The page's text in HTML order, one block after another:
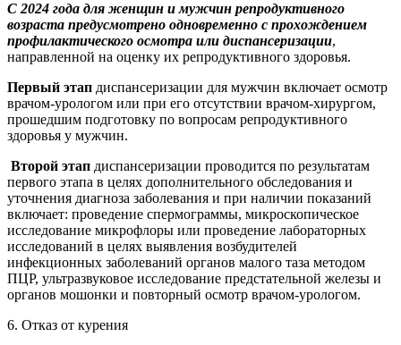
С 2024 года для женщин и мужчин репродуктивного
возраста предусмотрено одновременно с прохождением
профилактического осмотра или диспансеризации,
направленной на оценку их репродуктивного здоровья.
Первый этап диспансеризации для мужчин включает осмотр
врачом-урологом или при его отсутствии врачом-хирургом,
прошедшим подготовку по вопросам репродуктивного
здоровья у мужчин.
Второй этап диспансеризации проводится по результатам
первого этапа в целях дополнительного обследования и
уточнения диагноза заболевания и при наличии показаний
включает: проведение спермограммы, микроскопическое
исследование микрофлоры или проведение лабораторных
исследований в целях выявления возбудителей
инфекционных заболеваний органов малого таза методом
ПЦР, ультразвуковое исследование предстательной железы и
органов мошонки и повторный осмотр врачом-урологом.
6. Отказ от курения